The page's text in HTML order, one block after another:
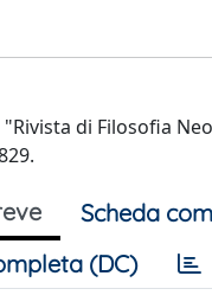
di Filosofia
Scheda
(DC)